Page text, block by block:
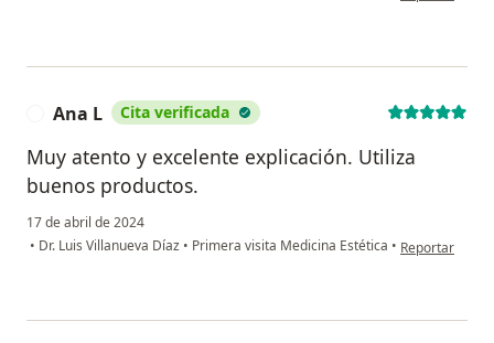
Ana L Cita verificada
Muy atento y excelente explicación. Utiliza
buenos productos.
17 de abril de 2024
• Dr. Luis Villanueva Díaz • Primera visita Medicina Estética • en opinión del
Reportar